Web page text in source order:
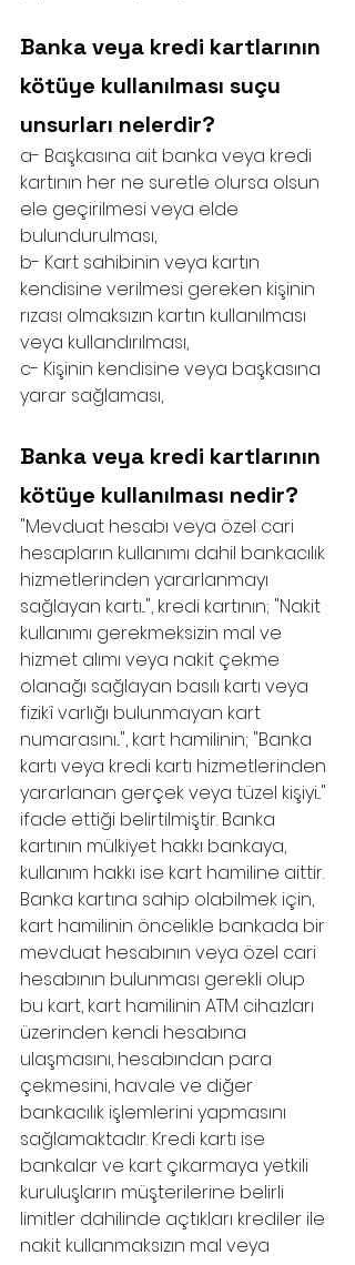
Banka veya kredi kartlarının
kötüye kullanılması suçu
unsurları nelerdir?
a- Başkasına ait banka veya kredi
kartının her ne suretle olursa olsun
ele geçirilmesi veya elde
bulundurulması,
b- Kart sahibinin veya kartın
kendisine verilmesi gereken kişinin
rızası olmaksızın kartın kullanılması
veya kullandırılması,
c- Kişinin kendisine veya başkasına
yarar sağlaması,
Banka veya kredi kartlarının
kötüye kullanılması nedir?
"Mevduat hesabı veya özel cari
hesapların kullanımı dahil bankacılık
hizmetlerinden yararlanmayı
sağlayan kartı...", kredi kartının; "Nakit
kullanımı gerekmeksizin mal ve
hizmet alımı veya nakit çekme
olanağı sağlayan basılı kartı veya
fizikî varlığı bulunmayan kart
numarasını...", kart hamilinin; "Banka
kartı veya kredi kartı hizmetlerinden
yararlanan gerçek veya tüzel kişiyi..."
ifade ettiği belirtilmiştir. Banka
kartının mülkiyet hakkı bankaya,
kullanım hakkı ise kart hamiline aittir.
Banka kartına sahip olabilmek için,
kart hamilinin öncelikle bankada bir
mevduat hesabının veya özel cari
hesabının bulunması gerekli olup
bu kart, kart hamilinin ATM cihazları
üzerinden kendi hesabına
ulaşmasını, hesabından para
çekmesini, havale ve diğer
bankacılık işlemlerini yapmasını
sağlamaktadır. Kredi kartı ise
bankalar ve kart çıkarmaya yetkili
kuruluşların müşterilerine belirli
limitler dahilinde açtıkları krediler ile
nakit kullanmaksızın mal veya